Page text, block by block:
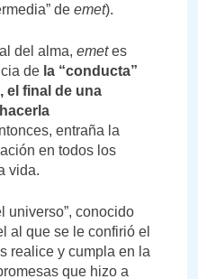
de emet).
del alma, emetes
de la “conducta”
el final de una
entraña la
en todos los
vida.
universo”, conocido
al que se le confirió el
realice y cumpla en la
que hizo a